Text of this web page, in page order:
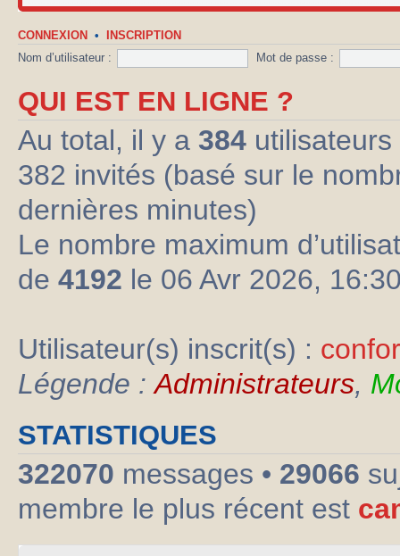
CONNEXION • INSCRIPTION
Nom d’utilisateur : Mot de passe :
QUI EST EN LIGNE ?
Au total, il y a 384
382 invités (basé sur le
dernières minutes)
Le nombre maximum
de 4192 le 06 Avr 2026,
Utilisateur(s) inscrit(s) :
Légende :Administrateurs,
STATISTIQUES
322070 messages • 29066
membre le plus récent est